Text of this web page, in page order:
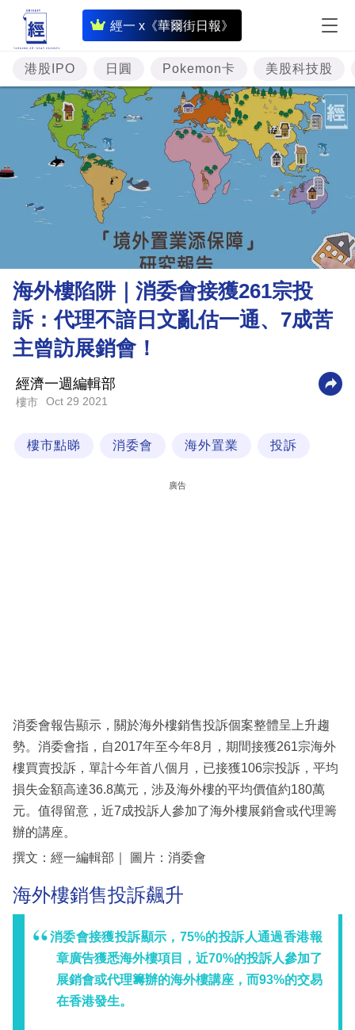
經一 x《華爾街日報》
即
時
財
經
專
題
投
資
樓
市
理
財
商
業
科
技
港股IPO 日圓 Pokemon卡 美股科技股
海外樓陷阱｜消委會接獲261宗投
訴：代理不諳日文亂估一通、7成苦
主曾訪展銷會！
經濟一週編輯部
樓市 Oct 29 2021
樓市點睇 消委會 海外置業 投訴
廣告
消委會報告顯示，關於海外樓銷售投訴個案整體呈上升趨
勢。消委會指，自2017年至今年8月，期間接獲261宗海外
樓買賣投訴，單計今年首八個月，已接獲106宗投訴，平均
損失金額高達36.8萬元，涉及海外樓的平均價值約180萬
元。值得留意，近7成投訴人參加了海外樓展銷會或代理籌
辦的講座。
撰文：經一編輯部｜ 圖片：消委會
海外樓銷售投訴飆升
消委會接獲投訴顯示，75%的投訴人通過香港報
章廣告獲悉海外樓項目，近70%的投訴人參加了
展銷會或代理籌辦的海外樓講座，而93%的交易
在香港發生。